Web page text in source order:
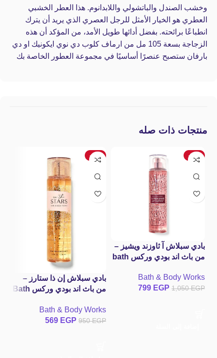
وخشب الصندل والباتشولي واللابدانوم. هذا العطر الخشبي
العطري هو الخيار الأمثل للرجل العصري الذي يريد أن يترك
انطباعًا برائحته. بفضل أدائها طويل الأمد، من المؤكد أن هذه
الزجاجة بسعة 105 مل من ارماف كلوب دي نوي ايكونيك او دي
بارفان ستصبح عنصرًا أساسيًا في مجموعة العطور الخاصة بك
منتجات ذات صله
-24%
بادي سبلاش آ ثاوزند ويشيز –
من باث اند بودي وركس bath
Thousand Wishes Fine
Fragrance Mist
Bath & Body Works
1,050EGP
799 EGP
-40%
بادي سبلاش إن ذا ستارز –
من باث اند بودي وركس Bath
Stars Fine Fragrance Mist
Bath & Body Works
950EGP
569 EGP